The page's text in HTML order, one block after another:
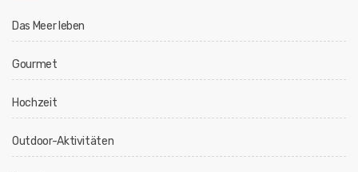
Das Meer leben
Gourmet
Hochzeit
Outdoor-Aktivitäten